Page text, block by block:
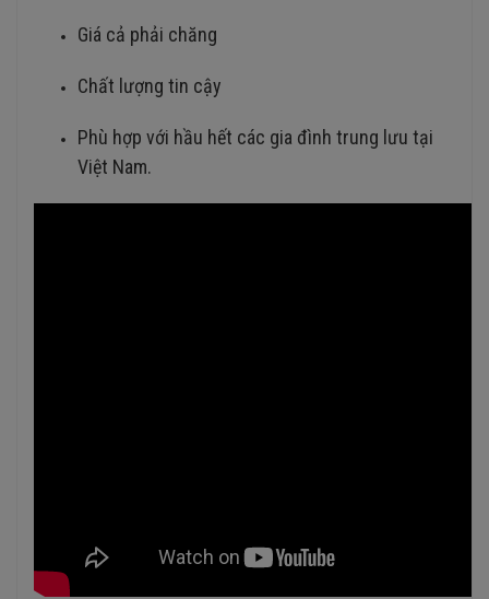
Giá cả phải chăng
Chất lượng tin cậy
Phù hợp với hầu hết các gia đình trung lưu tại
Việt Nam.